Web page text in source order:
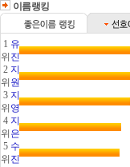
이름랭킹
1
위
유
진
2
위
지
원
3
위
지
영
4
위
지
은
5
위
수
진